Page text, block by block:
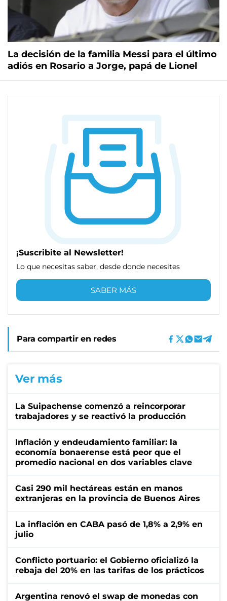
La decisión de la familia Messi para el último
adiós en Rosario a Jorge, papá de Lionel
¡Suscribite al Newsletter!
Lo que necesitas saber, desde donde necesites
SABER MÁS
Para compartir en redes
Ver más
La Suipachense comenzó a reincorporar
trabajadores y se reactivó la producción
Inflación y endeudamiento familiar: la
economía bonaerense está peor que el
promedio nacional en dos variables clave
Casi 290 mil hectáreas están en manos
extranjeras en la provincia de Buenos Aires
La inflación en CABA pasó de 1,8% a 2,9% en
julio
Conflicto portuario: el Gobierno oficializó la
rebaja del 20% en las tarifas de los prácticos
Argentina renovó el swap de monedas con